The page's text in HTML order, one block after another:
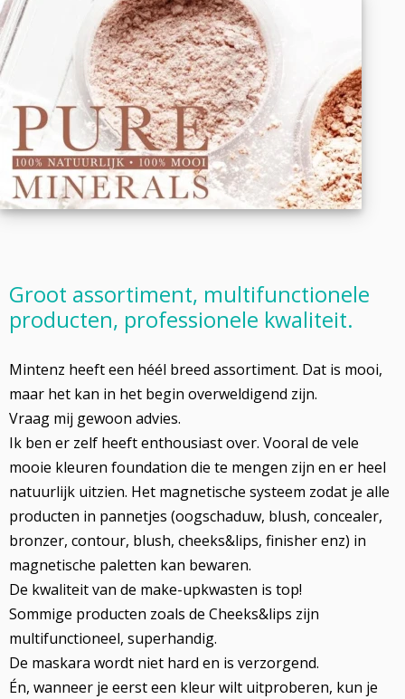
Groot assortiment, multifunctionele
producten, professionele kwaliteit.
Mintenz heeft een héél breed assortiment. Dat is mooi,
maar het kan in het begin overweldigend zijn.
Vraag mij gewoon advies.
Ik ben er zelf heeft enthousiast over. Vooral de vele
mooie kleuren foundation die te mengen zijn en er heel
natuurlijk uitzien. Het magnetische systeem zodat je alle
producten in pannetjes (oogschaduw, blush, concealer,
bronzer, contour, blush, cheeks&lips, finisher enz) in
magnetische paletten kan bewaren.
De kwaliteit van de make-upkwasten is top!
Sommige producten zoals de Cheeks&lips zijn
multifunctioneel, superhandig.
De maskara wordt niet hard en is verzorgend.
Én, wanneer je eerst een kleur wilt uitproberen, kun je